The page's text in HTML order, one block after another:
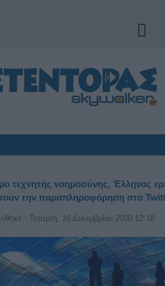
τεχνητής νοημοσύνης, Έλληνας
την παραπληροφόρηση στο
: Τετάρτη, 16 Δεκεμβρίου 2020 12:18